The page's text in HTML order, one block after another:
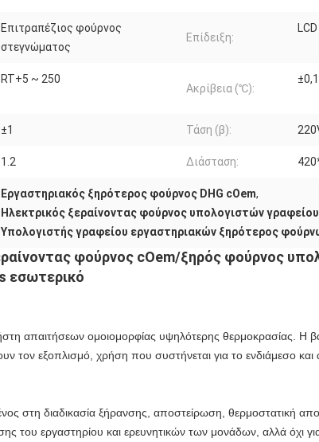
Επιτραπέζιος φούρνος
στεγνώματος
Επίδειξη:
LCD
RT+5 ~ 250
Ακρίβεια (℃):
±0,1
±1 Τάση (β):
1.2 Διάσταση:
Εργαστηριακός ξηρότερος φούρνος DHG cOem,
Ηλεκτρικός ξεραίνοντας φούρνος υπολογιστών γραφείου
Υπολογιστής γραφείου εργαστηριακών ξηρότερος
φούρνος cOem/ξηρός φούρνος
εσωτερικό
απαιτήσεων ομοιομορφίας υψηλότερης θερμοκρασίας. Η
τον εξοπλισμό, χρήση που συστήνεται για το ενδιάμεσο και
στη διαδικασία ξήρανσης, αποστείρωση, θερμοστατική
του εργαστηρίου και ερευνητικών των μονάδων, αλλά όχι